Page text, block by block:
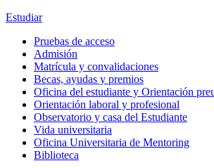
Estudiar
Pruebas de acceso
Admisión
Matrícula y convalidaciones
Becas, ayudas y premios
Oficina del estudiante y Orientación
Orientación laboral y profesional
Observatorio y casa del Estudiante
Vida universitaria
Oficina Universitaria de Mentoring
Biblioteca